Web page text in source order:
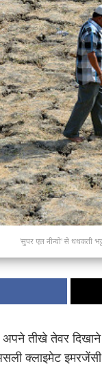
'सुपर एल नीन्यो' से धधकती
तीखे तेवर दिखाने
क्लाइमेट